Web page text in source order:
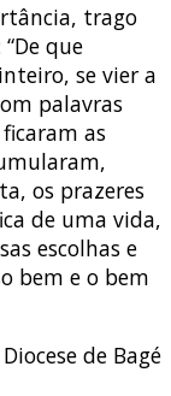
trago
que
se vier a
palavras
as
os prazeres
de uma vida,
escolhas e
bem e o bem
de Bagé